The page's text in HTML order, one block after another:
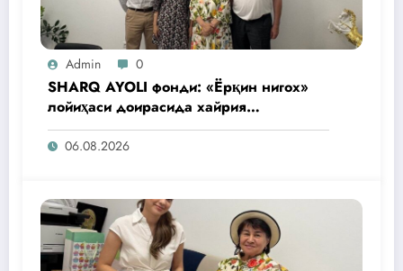
Admin 0
SHARQ AYOLI фонди: «Ёрқин нигох»
лойиҳаси доирасида хайрия
операциялари ўтказилади
06.08.2026